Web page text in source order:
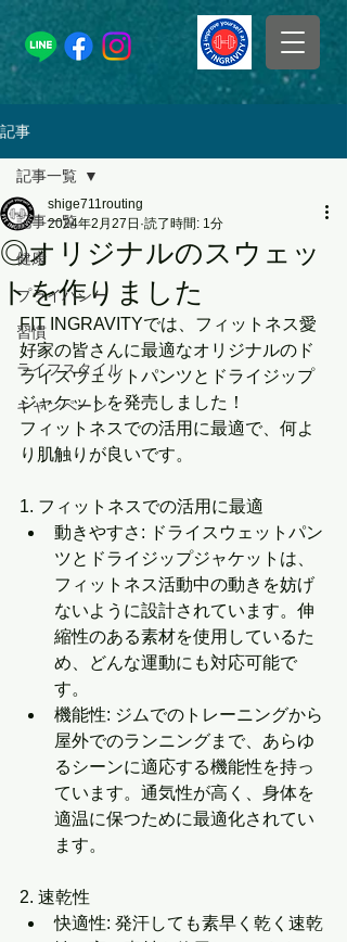
記事
記事一覧
健康
プライバシー
習慣
ライフスタイル
キャンペーン
記事一覧
◎オリジナルのスウェッ
トを作りました
shige711routing
2024年2月27日 読了時間: 1分
FIT INGRAVITYでは、フィットネス愛
好家の皆さんに最適なオリジナルのド
ライスウェットパンツとドライジップ
ジャケットを発売しました！
フィットネスでの活用に最適で、何よ
り肌触りが良いです。
1. フィットネスでの活用に最適
動きやすさ: ドライスウェットパン
ツとドライジップジャケットは、
フィットネス活動中の動きを妨げ
ないように設計されています。伸
縮性のある素材を使用しているた
め、どんな運動にも対応可能で
す。
機能性: ジムでのトレーニングから
屋外でのランニングまで、あらゆ
るシーンに適応する機能性を持っ
ています。通気性が高く、身体を
適温に保つために最適化されてい
ます。
2. 速乾性
快適性: 発汗しても素早く乾く速乾